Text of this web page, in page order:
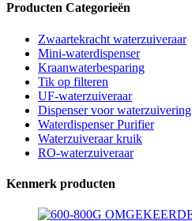
Producten Categorieën
Zwaartekracht waterzuiveraar
Mini-waterdispenser
Kraanwaterbesparing
Tik op filteren
UF-waterzuiveraar
Dispenser voor waterzuivering
Waterdispenser Purifier
Waterzuiveraar kruik
RO-waterzuiveraar
Kenmerk producten